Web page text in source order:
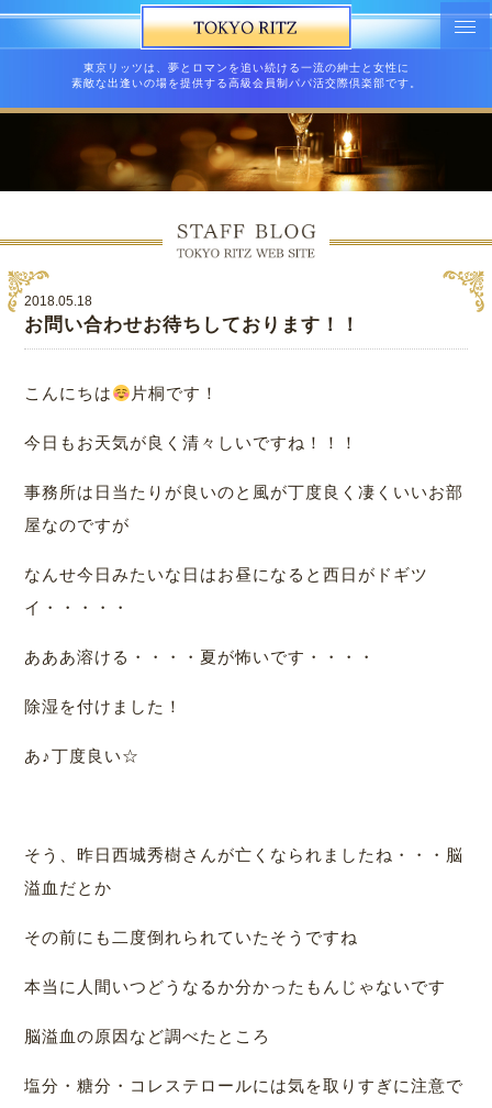
東京リッツは、夢とロマンを追い続ける一流の紳士と女性に
素敵な出逢いの場を提供する高級会員制パパ活交際倶楽部です。
2018.05.18
お問い合わせお待ちしております！！
こんにちは 片桐です！
今日もお天気が良く清々しいですね！！！
事務所は日当たりが良いのと風が丁度良く凄くいいお部
屋なのですが
なんせ今日みたいな日はお昼になると西日がドギツ
イ・・・・・
あああ溶ける・・・・夏が怖いです・・・・
除湿を付けました！
あ♪丁度良い☆
そう、昨日西城秀樹さんが亡くなられましたね・・・脳
溢血だとか
その前にも二度倒れられていたそうですね
本当に人間いつどうなるか分かったもんじゃないです
脳溢血の原因など調べたところ
塩分・糖分・コレステロールには気を取りすぎに注意で